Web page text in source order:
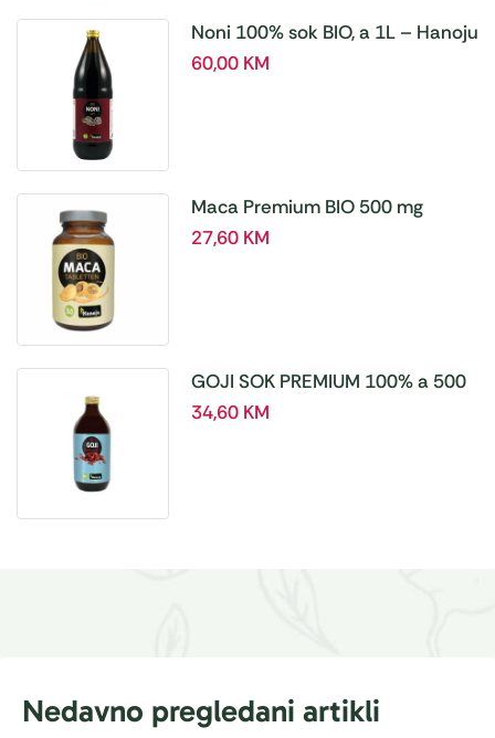
Noni 100% sok BIO, a 1L – Hanoju
60,00 KM
Maca Premium BIO 500 mg
tablete, a180 tbl – Hanoju
27,60 KM
GOJI SOK PREMIUM 100% a 500
ml
34,60 KM
Nedavno pregledani artikli